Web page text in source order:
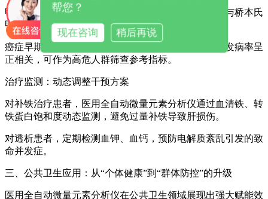
甲状腺疾病：联合碘、硒检测，区分单纯性甲状腺肿与桥本氏
甲状腺炎。
癌症早期筛查：研究显示，硒、锌缺乏与肺癌、胃癌发病率呈
正相关，可作为高危人群筛查参考指标。
治疗监测：动态调整干预方案
对补铁治疗患者， 医用全自动微量元素分析仪通过血清铁、转
铁蛋白饱和度动态监测，避免过量补铁导致肝损伤。
对透析患者，定期检测血钾、血钙，预防电解质紊乱引发的致
命并发症。
三、公共卫生应用：从“个体健康”到“群体防控”的升级
医用全自动微量元素分析仪在公共卫生领域展现出强大赋能效
帮您？
现在咨询 稍后再说